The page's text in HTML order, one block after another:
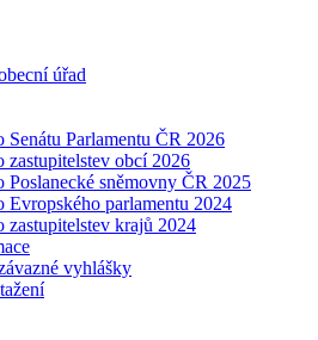
úřad
Senátu Parlamentu ČR 2026
zastupitelstev obcí 2026
Poslanecké sněmovny ČR 2025
Evropského parlamentu 2024
zastupitelstev krajů 2024
vyhlášky